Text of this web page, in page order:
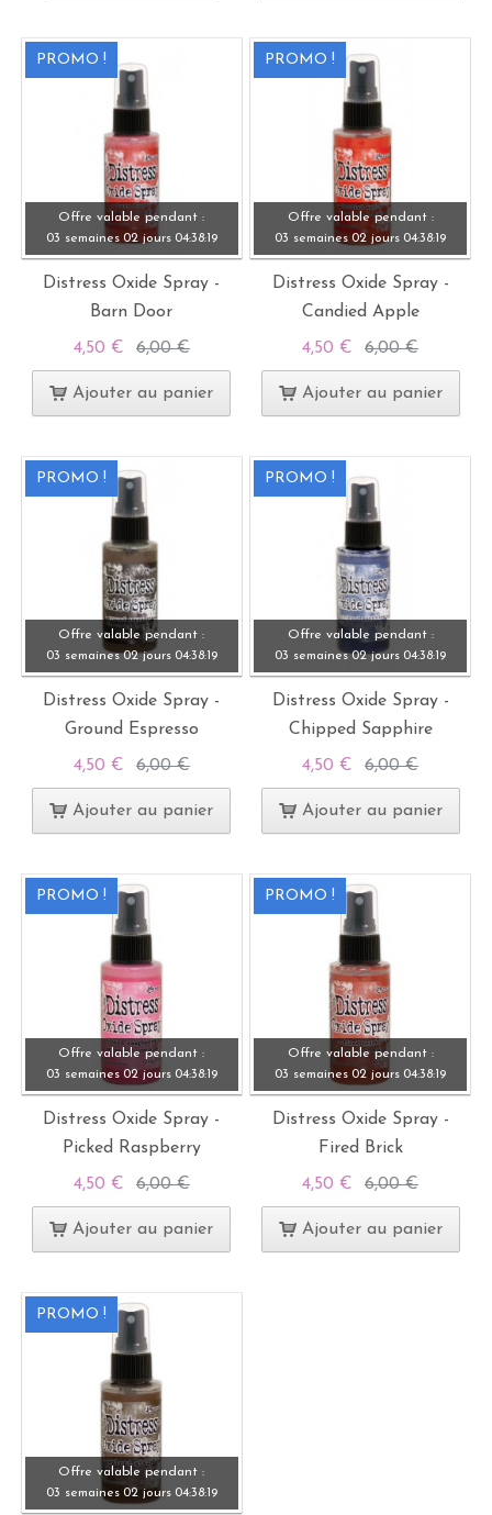
PROMO !
Offre valable pendant :
03 semaines 02 jours 04:38:19
Distress Oxide Spray -
Barn Door
4,50 € 6,00 €
Ajouter au panier
PROMO !
Offre valable pendant :
03 semaines 02 jours 04:38:19
Distress Oxide Spray -
Candied Apple
4,50 € 6,00 €
Ajouter au panier
PROMO !
Offre valable pendant :
03 semaines 02 jours 04:38:19
Distress Oxide Spray -
Ground Espresso
4,50 € 6,00 €
Ajouter au panier
PROMO !
Offre valable pendant :
03 semaines 02 jours 04:38: 19
Distress Oxide Spray -
Chipped Sapphire
4,50 € 6,00 €
Ajouter au panier
PROMO !
Offre valable pendant :
03 semaines 02 jours 04:38:19
Distress Oxide Spray -
Picked Raspberry
4,50 € 6,00 €
Ajouter au panier
PROMO !
Offre valable pendant :
03 semaines 02 jours 04:38:19
Distress Oxide Spray -
Fired Brick
4,50 € 6,00 €
Ajouter au panier
PROMO !
Offre valable pendant :
03 semaines 02 jours 04:38:19